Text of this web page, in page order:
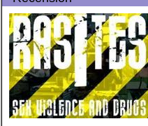
(mercury) justin currie : the
great war (ryko)
meadowland : harbours
(oaks of mamre) rumer :
seasons of my soul
(atlantic) rob thompson :
dust (angel air) roky
erickson w/okkervil river :